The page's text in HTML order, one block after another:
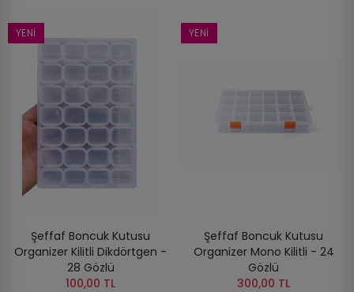
YENI
Şeffaf Boncuk Kutusu
Organizer Kilitli Dikdörtgen -
28 Gözlü
100,00 TL
YENI
Şeffaf Boncuk Kutusu
Organizer Mono Kilitli - 24
Gözlü
300,00 TL